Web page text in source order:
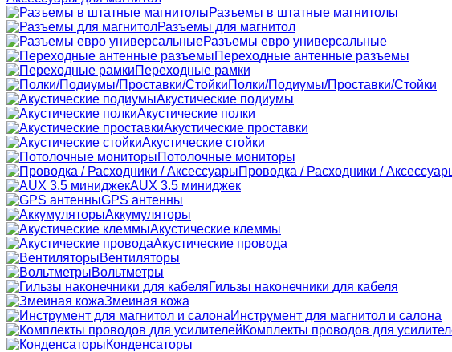
Разъемы в штатные магнитолы
Разъемы для магнитол
Разъемы евро универсальные
Переходные антенные разъемы
Переходные рамки
Полки/Подиумы/Проставки/Стойки
Акустические подиумы
Акустические полки
Акустические проставки
Акустические стойки
Потолочные мониторы
Проводка / Расходники /
AUX 3.5 миниджек
GPS антенны
Аккумуляторы
Акустические клеммы
Акустические провода
Вентиляторы
Вольтметры
Гильзы наконечники для кабеля
Змеиная кожа
Инструмент для магнитол и салона
Комплекты проводов для
Конденсаторы